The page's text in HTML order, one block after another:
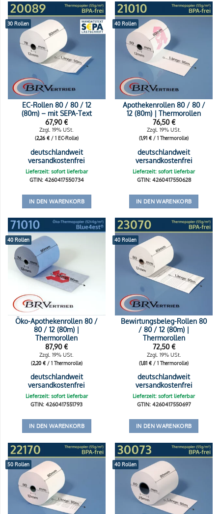
30 Rollen
EC-Rollen 80 / 80 / 12
(80m) – mit SEPA-Text
67,90€
Zzgl. 19% USt.
(2,26 €/ 1 EC-Rolle)
deutschlandweit
versandkostenfrei
Lieferzeit: sofort lieferbar
GTIN: 4260417550734
IN DEN WARENKORB
40 Rollen
Apothekenrollen 80 / 80 /
12 (80m) | Thermorollen
76,50€
Zzgl. 19% USt.
(1,91€ / 1 Thermorolle)
deutschlandweit
versandkostenfrei
Lieferzeit: sofort lieferbar
GTIN: 4260417550628
IN DEN WARENKORB
40 Rollen
Öko-Apothekenrollen 80 /
80 / 12 (80m) |
Thermorollen
87,90€
Zzgl. 19% USt.
(2,20 €/ 1 Thermorolle)
deutschlandweit
versandkostenfrei
Lieferzeit: sofort lieferbar
GTIN: 4260417551793
IN DEN WARENKORB
40 Rollen
Bewirtungsbeleg-Rollen 80
/ 80 / 12 (80m) |
Thermorollen
72,50€
Zzgl. 19% USt.
(1,81€ / 1 Thermorolle)
deutschlandweit
versandkostenfrei
Lieferzeit: sofort lieferbar
GTIN: 4260417550697
IN DEN WARENKORB
50 Rollen 40 Rollen